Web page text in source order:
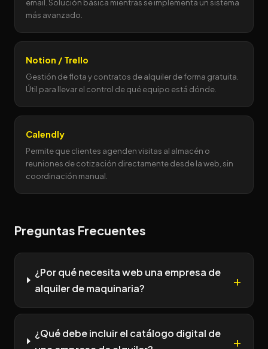
email. Solución básica mientras se implementa un sistema
más avanzado.
Notion / Trello
Gestión de flota y contratos de alquiler de forma gratuita.
Útil para llevar el control de qué equipo está dónde.
Calendly
Permite que clientes agenden visitas al almacén o
reuniones de cotización directamente desde la web, sin
coordinación manual.
Preguntas Frecuentes
¿Por qué necesita web una empresa de
alquiler de maquinaria?
¿Qué debe incluir el catálogo digital de